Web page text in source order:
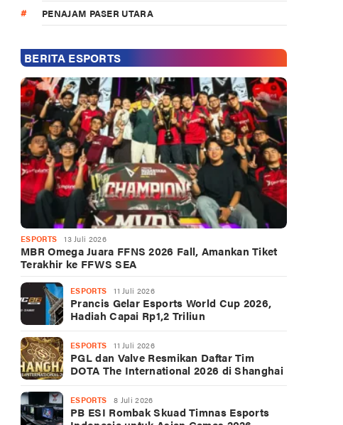
PENAJAM PASER UTARA
BERITA ESPORTS
ESPORTS 13 Juli 2026
MBR Omega Juara FFNS 2026 Fall, Amankan Tiket
Terakhir ke FFWS SEA
ESPORTS 11 Juli 2026
Prancis Gelar Esports World Cup 2026,
Hadiah Capai Rp1,2 Triliun
ESPORTS 11 Juli 2026
PGL dan Valve Resmikan Daftar Tim
DOTA The International 2026 di Shanghai
ESPORTS 8 Juli 2026
PB ESI Rombak Skuad Timnas Esports